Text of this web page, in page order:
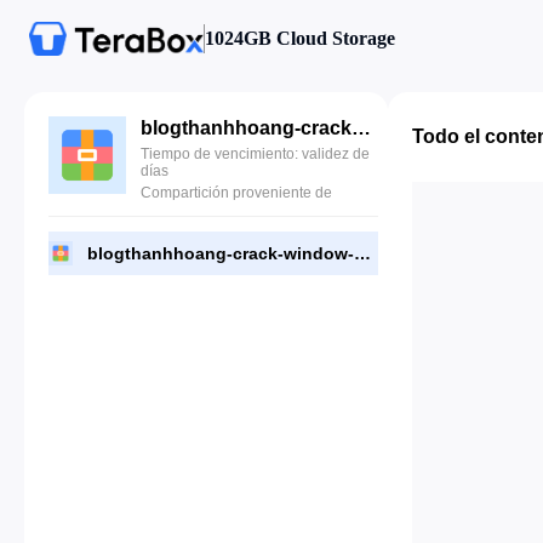
1024GB Cloud Storage
blogthanhhoang-crack-window-office.rar
Tiempo de vencimiento: validez de
días
Compartición proveniente de
blogthanhhoang-crack-window-office.rar
Todo el